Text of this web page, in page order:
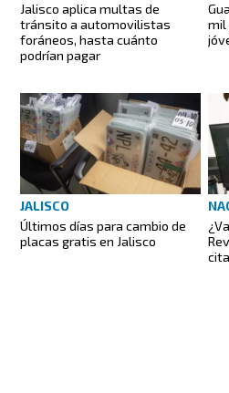
Jalisco aplica multas de
tránsito a automovilistas
foráneos, hasta cuánto
podrían pagar
mil
JALISCO
Últimos días para cambio de
placas gratis en Jalisco